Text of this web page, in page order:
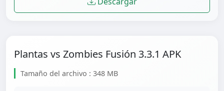
Plantas vs Zombies Fusión 3.3.1 APK
Tamaño del archivo : 348 MB